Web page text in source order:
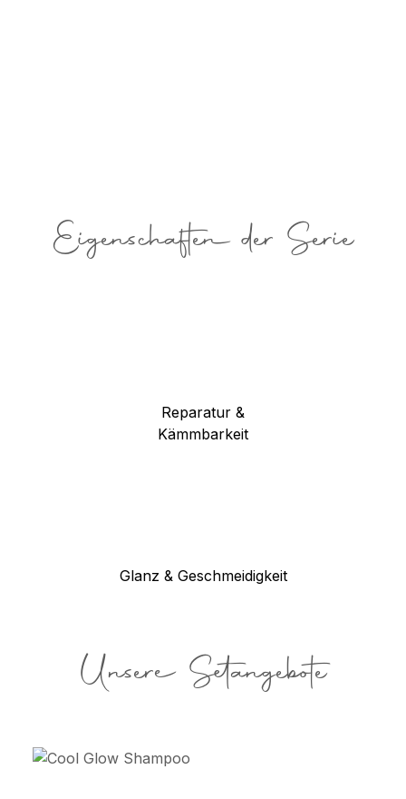
Eigenschaften der Serie
Reparatur &
Kämmbarkeit
Glanz & Geschmeidigkeit
Unsere Setangebote